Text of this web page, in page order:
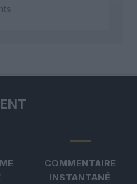
COMMENTAIRE
INSTANTANÉ